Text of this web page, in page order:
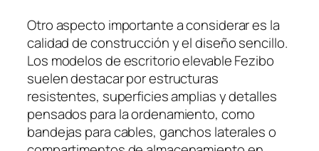
Otro aspecto importante a considerar es la
calidad de construcción y el diseño sencillo.
Los modelos de escritorio elevable Fezibo
suelen destacar por estructuras
resistentes, superficies amplias y detalles
pensados para la ordenamiento, como
bandejas para cables, ganchos laterales o